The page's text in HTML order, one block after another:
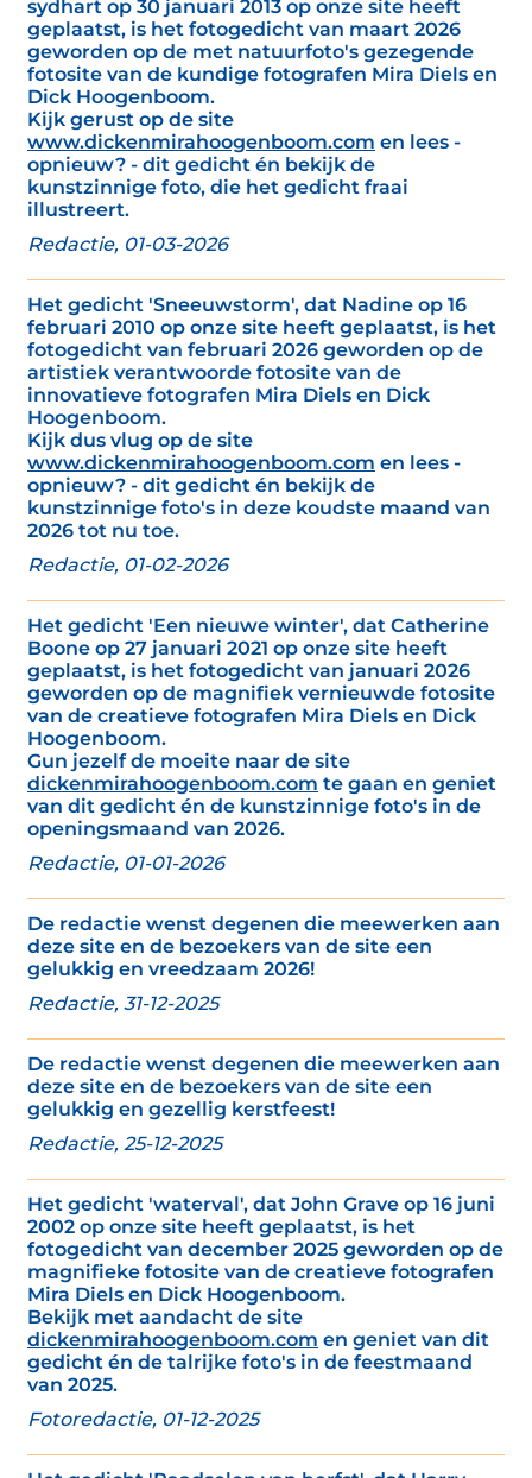
sydhart op 30 januari 2013 op onze site heeft
geplaatst, is het fotogedicht van maart 2026
geworden op de met natuurfoto's gezegende
fotosite van de kundige fotografen Mira Diels en
Dick Hoogenboom.
Kijk gerust op de site
www.dickenmirahoogenboom.com en lees -
opnieuw? - dit gedicht én bekijk de
kunstzinnige foto, die het gedicht fraai
illustreert.
Redactie, 01-03-2026
Het gedicht 'Sneeuwstorm', dat Nadine op 16
februari 2010 op onze site heeft geplaatst, is het
fotogedicht van februari 2026 geworden op de
artistiek verantwoorde fotosite van de
innovatieve fotografen Mira Diels en Dick
Hoogenboom.
Kijk dus vlug op de site
www.dickenmirahoogenboom.com en lees -
opnieuw? - dit gedicht én bekijk de
kunstzinnige foto's in deze koudste maand van
2026 tot nu toe.
Redactie, 01-02-2026
Het gedicht 'Een nieuwe winter', dat Catherine
Boone op 27 januari 2021 op onze site heeft
geplaatst, is het fotogedicht van januari 2026
geworden op de magnifiek vernieuwde fotosite
van de creatieve fotografen Mira Diels en Dick
Hoogenboom.
Gun jezelf de moeite naar de site
dickenmirahoogenboom.com te gaan en geniet
van dit gedicht én de kunstzinnige foto's in de
openingsmaand van 2026.
Redactie, 01-01-2026
De redactie wenst degenen die meewerken aan
deze site en de bezoekers van de site een
gelukkig en vreedzaam 2026!
Redactie, 31-12-2025
De redactie wenst degenen die meewerken aan
deze site en de bezoekers van de site een
gelukkig en gezellig kerstfeest!
Redactie, 25-12-2025
Het gedicht 'waterval', dat John Grave op 16 juni
2002 op onze site heeft geplaatst, is het
fotogedicht van december 2025 geworden op de
magnifieke fotosite van de creatieve fotografen
Mira Diels en Dick Hoogenboom.
Bekijk met aandacht de site
dickenmirahoogenboom.com en geniet van dit
gedicht én de talrijke foto's in de feestmaand
van 2025.
Fotoredactie, 01-12-2025